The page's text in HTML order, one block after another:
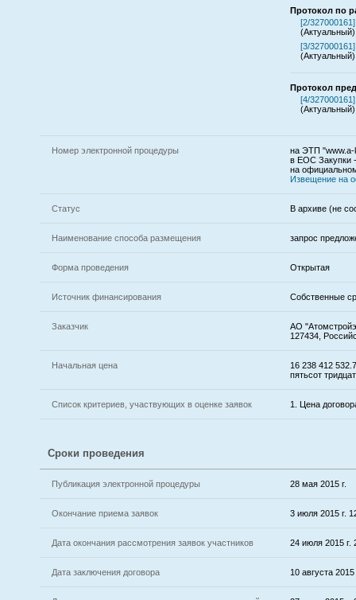
Протокол по
[2/
(Актуальный)
[3/
(Актуальный)
Протокол
[4/
(Актуальный)
Номер электронной процедуры
на ЭТП "www.a-
в ЕОС Закупки
на
Извещение на
Статус В архиве (не
Наименование способа размещения запрос
Форма проведения Открытая
Источник финансирования Собственные
Заказчик
АО
127434,
Начальная цена
16 238 412
пятьсот
Список критериев, участвующих в оценке заявок 1. Цена
Сроки проведения
Публикация электронной процедуры 28 мая 2015 г.
Окончание приема заявок 3 июля 2015 г.
Дата окончания рассмотрения заявок участников 24 июля 2015 г.
Дата заключения договора 10 августа 2015